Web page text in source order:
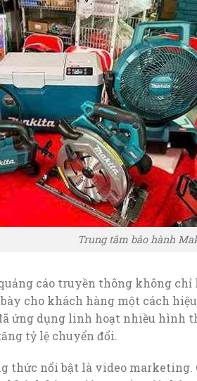
Trung tâm bảo hành
cáo truyền thông không
cho khách hàng một cách hiệu
ứng dụng linh hoạt nhiều hình
tỷ lệ chuyển đổi.
thức nổi bật là video marketing.